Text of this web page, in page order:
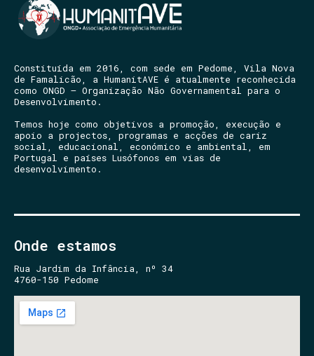
Constituída em 2016, com sede em Pedome, Vila Nova
de Famalicão, a HumanitAVE é atualmente reconhecida
como ONGD – Organização Não Governamental para o
Desenvolvimento.
Temos hoje como objetivos a promoção, execução e
apoio a projectos, programas e acções de cariz
social, educacional, económico e ambiental, em
Portugal e países Lusófonos em vias de
desenvolvimento.
Onde estamos
Rua Jardim da Infância, nº 34
4760-150 Pedome